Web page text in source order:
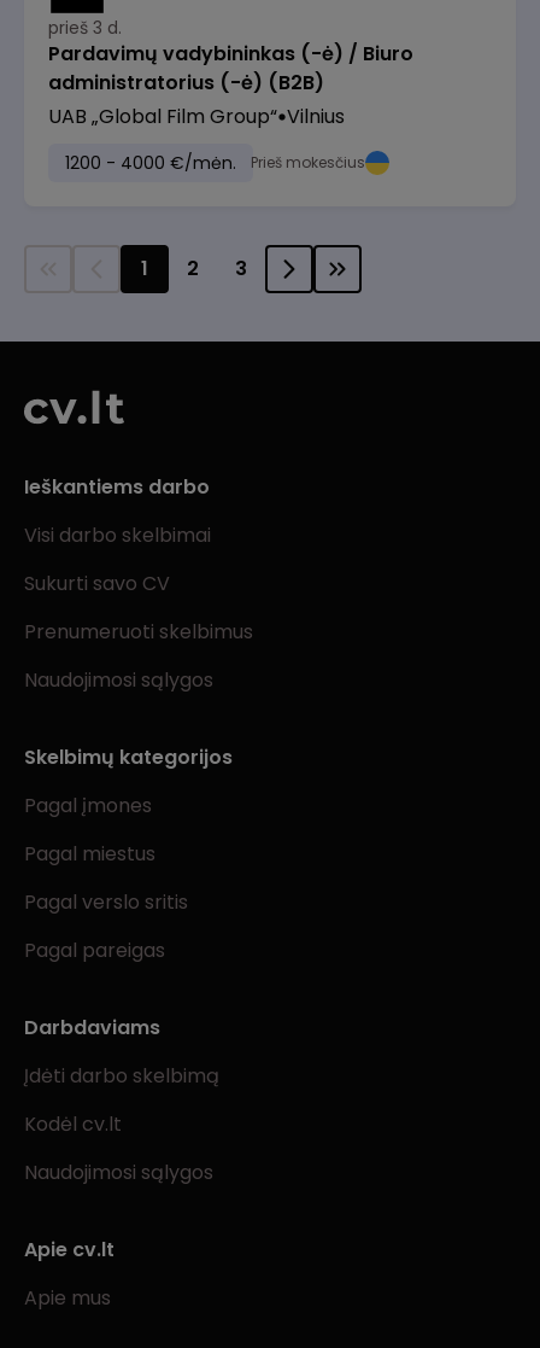
prieš 3 d.
Pardavimų vadybininkas (-ė) / Biuro
administratorius (-ė) (B2B)
UAB „Global Film Group“ Vilnius
1200 - 4000 €/mėn. Prieš mokesčius
1 2 3
Ieškantiems darbo
Visi darbo skelbimai
Sukurti savo CV
Prenumeruoti skelbimus
Naudojimosi sąlygos
Skelbimų kategorijos
Pagal įmones
Pagal miestus
Pagal verslo sritis
Pagal pareigas
Darbdaviams
Įdėti darbo skelbimą
Kodėl cv.lt
Naudojimosi sąlygos
Apie cv.lt
Apie mus